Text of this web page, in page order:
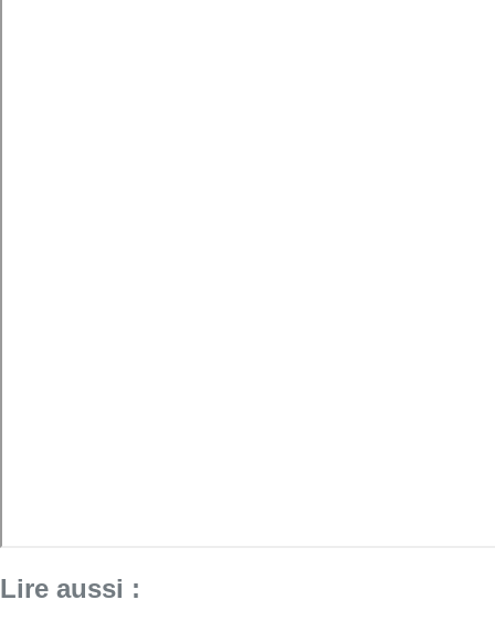
Lire aussi :